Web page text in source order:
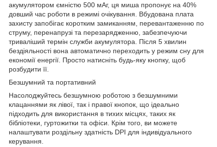
акумулятором ємністю 500 мАг, ця миша пропонує на 40%
довший час роботи в режимі очікування. Вбудована плата
захисту запобігає коротким замиканням, перевантаженню по
струму, перенапрузі та перезарядженню, забезпечуючи
триваліший термін служби акумулятора. Після 5 хвилин
бездіяльності вона автоматично переходить у режим сну для
економії енергії. Просто натисніть будь-яку кнопку, щоб
розбудити її.
Безшумний та портативний
Насолоджуйтесь безшумною роботою з безшумними
клацаннями як лівої, так і правої кнопок, що ідеально
підходить для використання в тихих місцях, таких як
бібліотеки, гуртожитки та офіси. Крім того, ви можете
налаштувати роздільну здатність DPI для індивідуального
керування.